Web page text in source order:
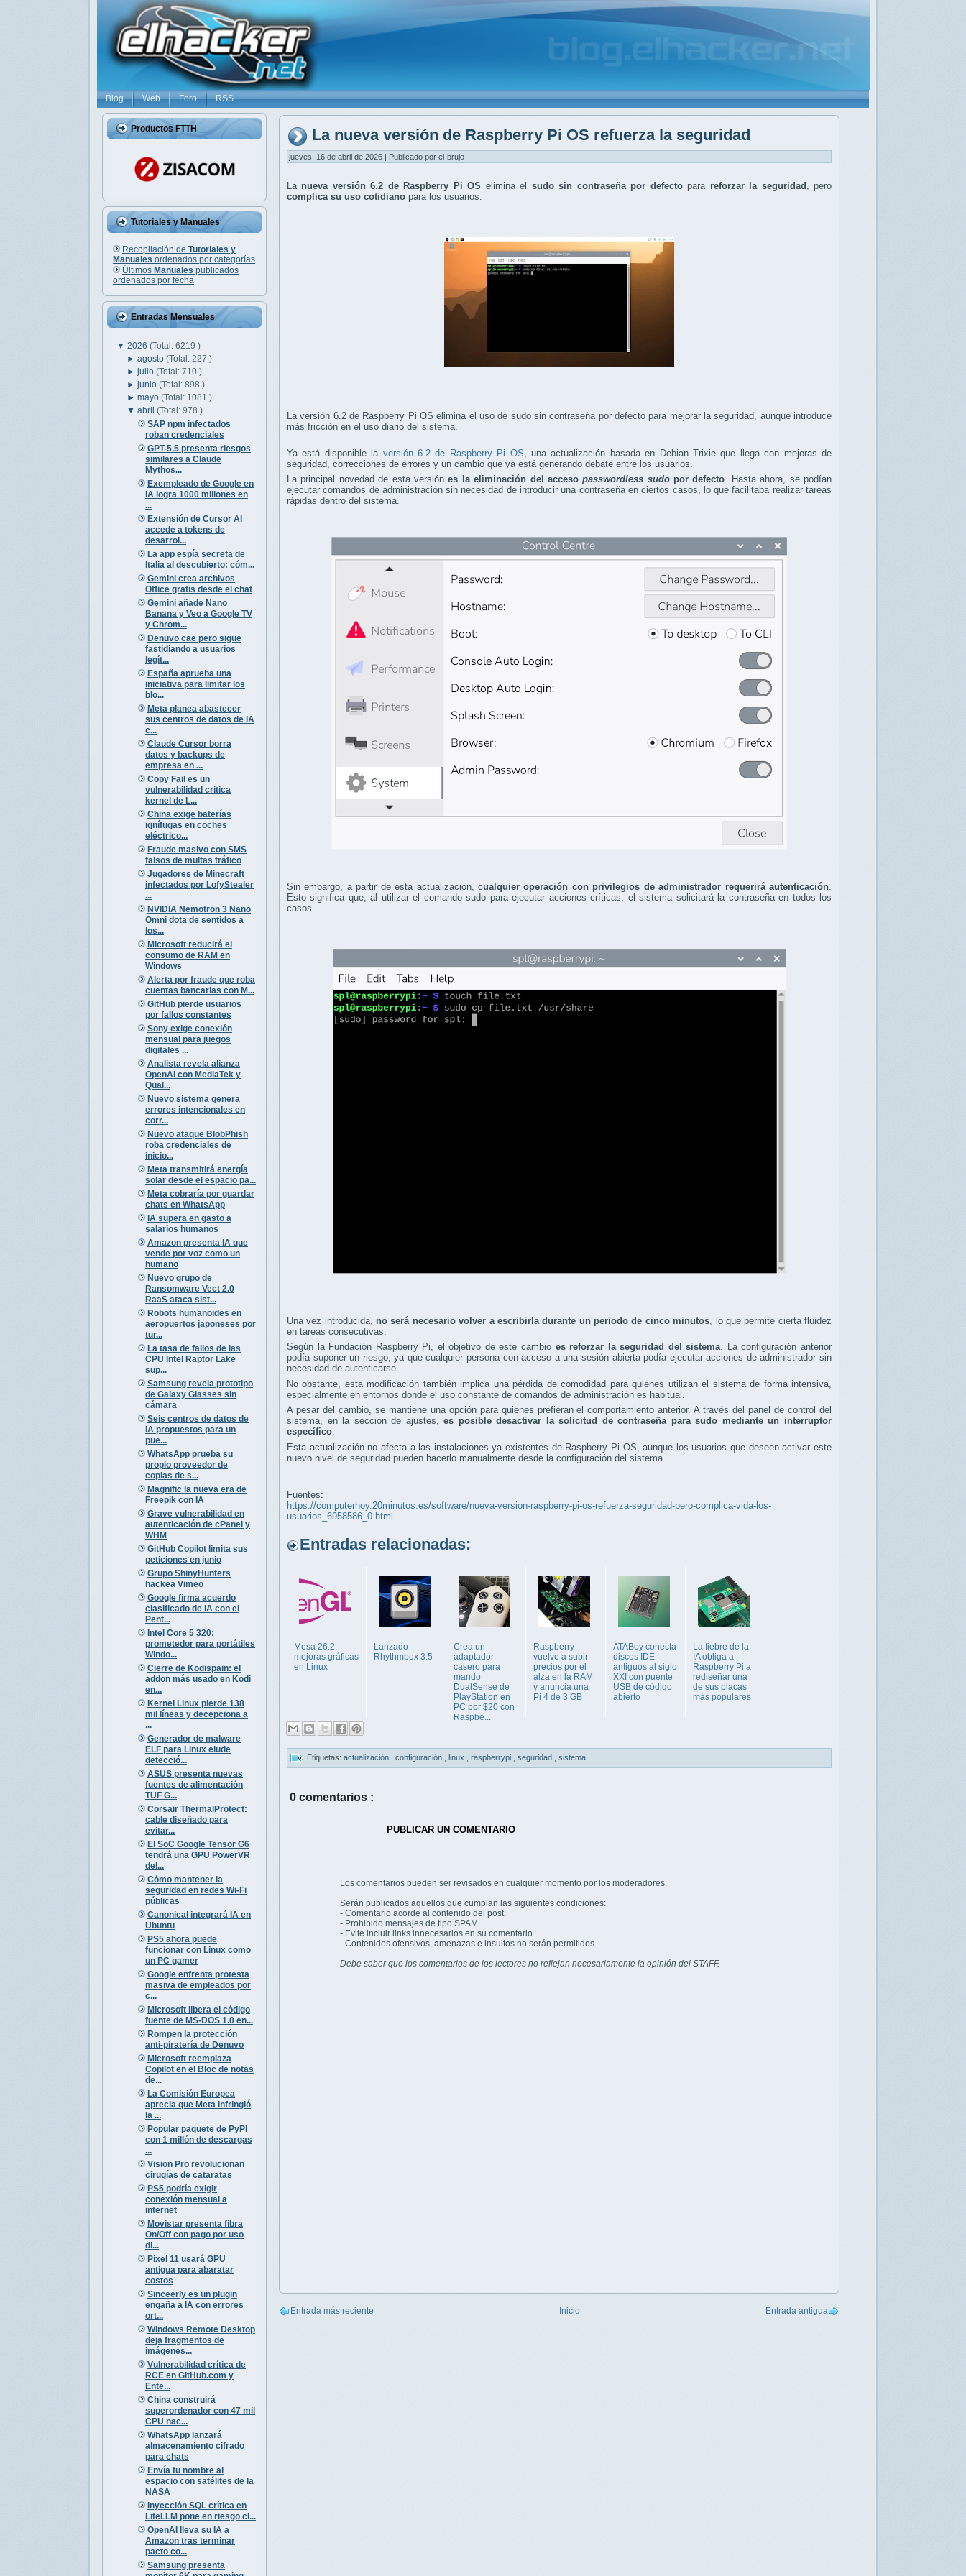
Blog Web Foro RSS
Productos FTTH
Tutoriales y Manuales
Recopilación de Tutoriales y
Manuales ordenados por categorías
Últimos Manuales publicados
ordenados por fecha
Entradas Mensuales
▼ 2026 (Total: 6219 )
►agosto(Total: 227 )
►julio(Total: 710 )
►junio(Total: 898 )
►mayo(Total: 1081 )
▼abril(Total: 978 )
SAP npm infectados
roban credenciales
GPT-5.5 presenta riesgos
similares a Claude
Mythos...
Exempleado de Google en
IA logra 1000 millones en
...
Extensión de Cursor AI
accede a tokens de
desarrol...
La app espía secreta de
Italia al descubierto: cóm...
Gemini crea archivos
Office gratis desde el chat
Gemini añade Nano
Banana y Veo a Google TV
y Chrom...
Denuvo cae pero sigue
fastidiando a usuarios
legít...
España aprueba una
iniciativa para limitar los
blo...
Meta planea abastecer
sus centros de datos de IA
c...
Claude Cursor borra
datos y backups de
empresa en ...
Copy Fail es un
vulnerabilidad critica
kernel de L...
China exige baterías
ignífugas en coches
eléctrico...
Fraude masivo con SMS
falsos de multas tráfico
Jugadores de Minecraft
infectados por LofyStealer
...
NVIDIA Nemotron 3 Nano
Omni dota de sentidos a
los...
Microsoft reducirá el
consumo de RAM en
Windows
Alerta por fraude que roba
cuentas bancarias con M...
GitHub pierde usuarios
por fallos constantes
Sony exige conexión
mensual para juegos
digitales ...
Analista revela alianza
OpenAI con MediaTek y
Qual...
Nuevo sistema genera
errores intencionales en
corr...
Nuevo ataque BlobPhish
roba credenciales de
inicio...
Meta transmitirá energía
solar desde el espacio pa...
Meta cobraría por guardar
chats en WhatsApp
IA supera en gasto a
salarios humanos
Amazon presenta IA que
vende por voz como un
humano
Nuevo grupo de
Ransomware Vect 2.0
RaaS ataca sist...
Robots humanoides en
aeropuertos japoneses por
tur...
La tasa de fallos de las
CPU Intel Raptor Lake
sup...
Samsung revela prototipo
de Galaxy Glasses sin
cámara
Seis centros de datos de
IA propuestos para un
pue...
WhatsApp prueba su
propio proveedor de
copias de s...
Magnific la nueva era de
Freepik con IA
Grave vulnerabilidad en
autenticación de cPanel y
WHM
GitHub Copilot limita sus
peticiones en junio
Grupo ShinyHunters
hackea Vimeo
Google firma acuerdo
clasificado de IA con el
Pent...
Intel Core 5 320:
prometedor para portátiles
Windo...
Cierre de Kodispain: el
addon más usado en Kodi
en...
Kernel Linux pierde 138
mil líneas y decepciona a
...
Generador de malware
ELF para Linux elude
detecció...
ASUS presenta nuevas
fuentes de alimentación
TUF G...
Corsair ThermalProtect:
cable diseñado para
evitar...
El SoC Google Tensor G6
tendrá una GPU PowerVR
del...
Cómo mantener la
seguridad en redes Wi-Fi
públicas
Canonical integrará IA en
Ubuntu
PS5 ahora puede
funcionar con Linux como
un PC gamer
Google enfrenta protesta
masiva de empleados por
c...
Microsoft libera el código
fuente de MS-DOS 1.0 en...
Rompen la protección
anti-piratería de Denuvo
Microsoft reemplaza
Copilot en el Bloc de notas
de...
La Comisión Europea
aprecia que Meta infringió
la ...
Popular paquete de PyPI
con 1 millón de descargas
...
Vision Pro revolucionan
cirugías de cataratas
PS5 podría exigir
conexión mensual a
internet
Movistar presenta fibra
On/Off con pago por uso
di...
Pixel 11 usará GPU
antigua para abaratar
costos
Sinceerly es un plugin
engaña a IA con errores
ort...
Windows Remote Desktop
deja fragmentos de
imágenes...
Vulnerabilidad crítica de
RCE en GitHub.com y
Ente...
China construirá
superordenador con 47 mil
CPU nac...
WhatsApp lanzará
almacenamiento cifrado
para chats
Envía tu nombre al
espacio con satélites de la
NASA
Inyección SQL crítica en
LiteLLM pone en riesgo cl...
OpenAI lleva su IA a
Amazon tras terminar
pacto co...
Samsung presenta
La nueva versión de Raspberry Pi OS refuerza la seguridad
jueves, 16 de abril de 2026 | Publicado por el-brujo
La nueva versión 6.2 de Raspberry Pi OS elimina el sudo sin contraseña por defectopara reforzar la seguridad
, pero
complica su uso cotidiano para los usuarios.
La versión 6.2 de Raspberry Pi OS elimina el uso de sudo sin contraseña por defecto para mejorar la seguridad, aunque introduce
más fricción en el uso diario del sistema.
Ya está disponible la versión 6.2 de Raspberry Pi OS , una actualización basada en Debian Trixie que llega con mejoras de
seguridad, correcciones de errores y un cambio que ya está generando debate entre los usuarios.
La principal novedad de esta versiónes la eliminación del accesopasswordless sudopor defecto. Hasta ahora, se podían
ejecutar comandos de administración sin necesidad de introducir una contraseña en ciertos casos, lo que facilitaba realizar tareas
rápidas dentro del sistema.
Sin embargo, a partir de esta actualización, cualquier operación con privilegios de administrador requerirá autenticación.
Esto significa que, al utilizar el comando sudo para ejecutar acciones críticas, el sistema solicitará la contraseña en todos los
casos.
Una vez introducida, no será necesario volver a escribirla durante un periodo de cinco minutos , lo que permite cierta fluidez
en tareas consecutivas.
Según la Fundación Raspberry Pi, el objetivo de este cambio es reforzar la seguridad del sistema. La configuración anterior
podía suponer un riesgo, ya que cualquier persona con acceso a una sesión abierta podía ejecutar acciones de administrador sin
necesidad de autenticarse.
No obstante, esta modificación también implica una pérdida de comodidad para quienes utilizan el sistema de forma intensiva,
especialmente en entornos donde el uso constante de comandos de administración es habitual.
A pesar del cambio, se mantiene una opción para quienes prefieran el comportamiento anterior. A través del panel de control del
sistema, en la sección de ajustes,es posible desactivar la solicitud de contraseña para sudo mediante un interruptor
específico.
Esta actualización no afecta a las instalaciones ya existentes de Raspberry Pi OS, aunque los usuarios que deseen activar este
nuevo nivel de seguridad pueden hacerlo manualmente desde la configuración del sistema.
Fuentes:
https://computerhoy.20minutos.es/software/nueva-version-raspberry-pi-os-refuerza-seguridad-pero-complica-vida-los-
usuarios_6958586_0.html
Entradas relacionadas:
Mesa 26.2:
mejoras gráficas
en Linux
Lanzado
Rhythmbox 3.5
Crea un
adaptador
casero para
mando
DualSense de
PlayStation en
PC por $20 con
Raspbe...
Raspberry
vuelve a subir
precios por el
alza en la RAM
y anuncia una
Pi 4 de 3 GB
ATABoy conecta
discos IDE
antiguos al siglo
XXI con puente
USB de código
abierto
La fiebre de la
IA obliga a
Raspberry Pi a
rediseñar una
de sus placas
más populares
Etiquetas: actualización configuración linux raspberrypi seguridad sistema
0 comentarios :
PUBLICAR UN COMENTARIO
Los comentarios pueden ser revisados en cualquier momento por los moderadores.
Serán publicados aquellos que cumplan las siguientes condiciones:
- Comentario acorde al contenido del post.
- Prohibido mensajes de tipo SPAM.
- Evite incluir links innecesarios en su comentario.
- Contenidos ofensivos, amenazas e insultos no serán permitidos.
Debe saber que los comentarios de los lectores no reflejan necesariamente la opinión del STAFF.
Entrada más reciente Entrada antigua
Inicio